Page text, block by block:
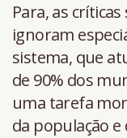
Para, as
ignoram
sistema, que
de 90% dos
uma tarefa
da população